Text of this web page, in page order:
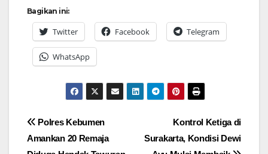
Bagikan ini:
Twitter Facebook Telegram
WhatsApp
Navigasi
Kontrol Ketiga di
Surakarta, Kondisi Dewi
Polres Kebumen
Amankan 20 Remaja